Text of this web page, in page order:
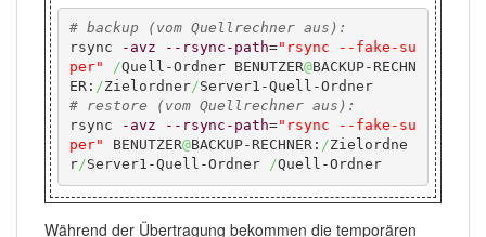
# backup (vom Quellrechner aus):
rsync
-avz --rsync-path="rsync --fake-su
per"
/Quell-Ordner BENUTZER@BACKUP-RECHN
ER: /Zielordner/
Server1-Quell-Ordner
# restore (vom Quellrechner aus):
rsync
-avz --rsync-path="rsync --fake-su
per" BENUTZER@BACKUP-RECHNER: /Zielordne
r/Server1-Quell-Ordner /Quell-Ordner
Während der Übertragung bekommen die temporären